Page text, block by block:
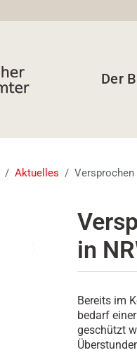
Der
Aktuelles Versprochen
in
Bereits im
bedarf
geschützt